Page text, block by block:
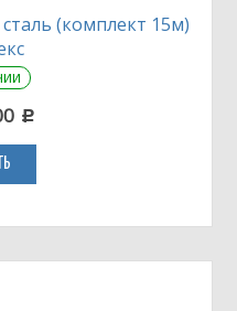
(комплект 15м)
c